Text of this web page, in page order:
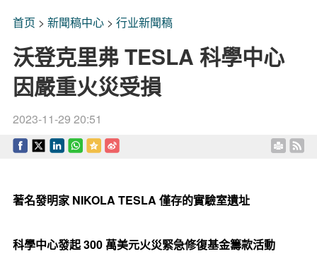
首页 > 新聞稿中心> 行业新聞稿
沃登克里弗 TESLA 科學中心
因嚴重火災受損
2023-11-29 20:51
著名發明家NIKOLA TESLA 僅存的實驗室遺址
科學中心發起300 萬美元火災緊急修復基金籌款活動